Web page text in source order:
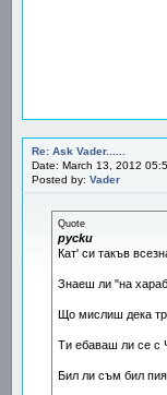
Re: Ask Vader......
Date: March 13, 2012
Posted by: Vader
Quote
pycku
Кат' си такъв
Знаеш ли "на
Що мислиш дека
Ти ебаваш ли се с
Бил ли съм бил